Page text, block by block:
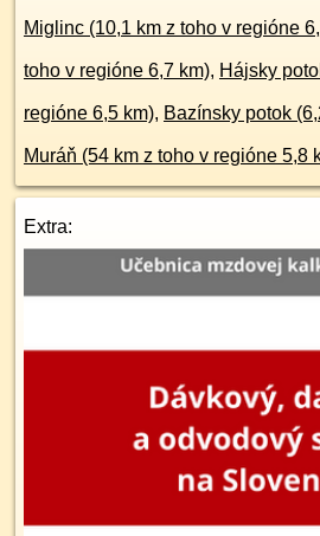
Miglinc (10,1 km z toho v regióne
toho v regióne 6,7 km), Hájsky
regióne 6,5 km), Bazínsky potok
Muráň (54 km z toho v regióne 5,8
Extra: